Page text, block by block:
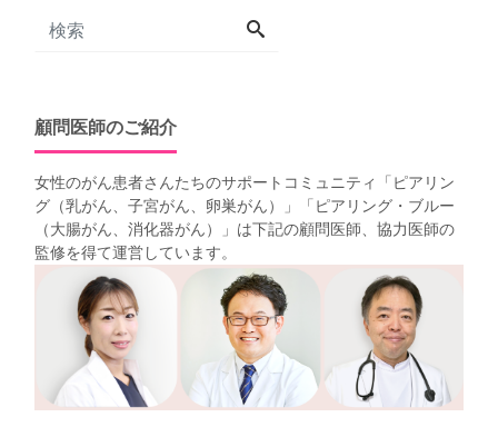
顧問医師のご紹介
女性のがん患者さんたちのサポートコミュニティ「ピアリン
グ（乳がん、子宮がん、卵巣がん）
」「ピアリング・ブルー
（大腸がん、消化器がん）
」は下記の顧問医師、協力医師の
監修を得て運営しています。